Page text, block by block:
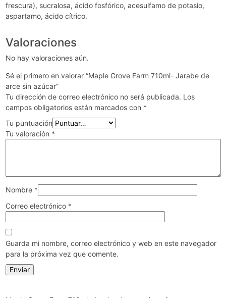
frescura), sucralosa, ácido fosfórico, acesulfamo de potasio,
aspartamo, ácido cítrico.
Valoraciones
No hay valoraciones aún.
Sé el primero en valorar “Maple Grove Farm 710ml- Jarabe de
arce sin azúcar”
Tu dirección de correo electrónico no será publicada. Los
campos obligatorios están marcados con *
Tu puntuación
Tu valoración *
Nombre *
Correo electrónico *
Guarda mi nombre, correo electrónico y web en este navegador
para la próxima vez que comente.